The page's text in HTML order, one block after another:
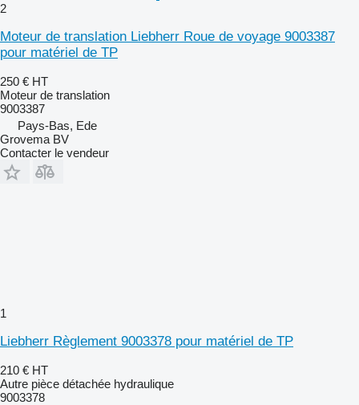
2
Moteur de translation Liebherr Roue de voyage 9003387
pour matériel de TP
250 € HT
Moteur de translation
9003387
Pays-Bas, Ede
Grovema BV
Contacter le vendeur
1
Liebherr Règlement 9003378 pour matériel de TP
210 € HT
Autre pièce détachée hydraulique
9003378